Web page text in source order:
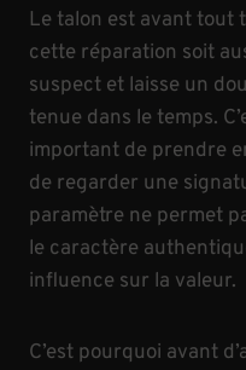
Le talon est avant tout
cette réparation soit
suspect et laisse un
tenue dans le temps.
important de prendre
de regarder une
paramètre ne permet
le caractère
influence sur la valeur.
C’est pourquoi avant